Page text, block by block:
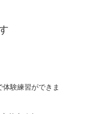
験練習ができま